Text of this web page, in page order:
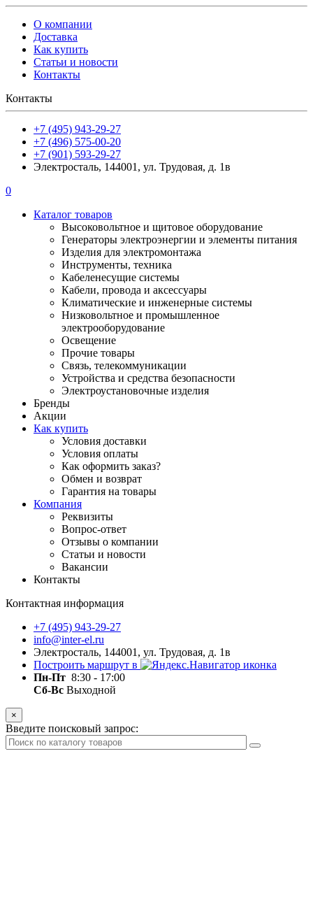
О компании
Доставка
Как купить
Статьи и новости
Контакты
Контакты
+7 (495) 943-29-27
+7 (496) 575-00-20
+7 (901) 593-29-27
Электросталь, 144001, ул. Трудовая, д. 1в
0
Каталог товаров
Высоковольтное и щитовое оборудование
Генераторы электроэнергии и элементы питания
Изделия для электромонтажа
Инструменты, техника
Кабеленесущие системы
Кабели, провода и аксессуары
Климатические и инженерные системы
Низковольтное и промышленное
электрооборудование
Освещение
Прочие товары
Связь, телекоммуникации
Устройства и средства безопасности
Электроустановочные изделия
Бренды
Акции
Как купить
Условия доставки
Условия оплаты
Как оформить заказ?
Обмен и возврат
Гарантия на товары
Компания
Реквизиты
Вопрос-ответ
Отзывы о компании
Статьи и новости
Вакансии
Контакты
Контактная информация
+7 (495) 943-29-27
info@inter-el.ru
Электросталь, 144001, ул. Трудовая, д. 1в
Построить маршрут в
Пн-Пт 8:30 - 17:00
Сб-Вс Выходной
×
Введите поисковый запрос: